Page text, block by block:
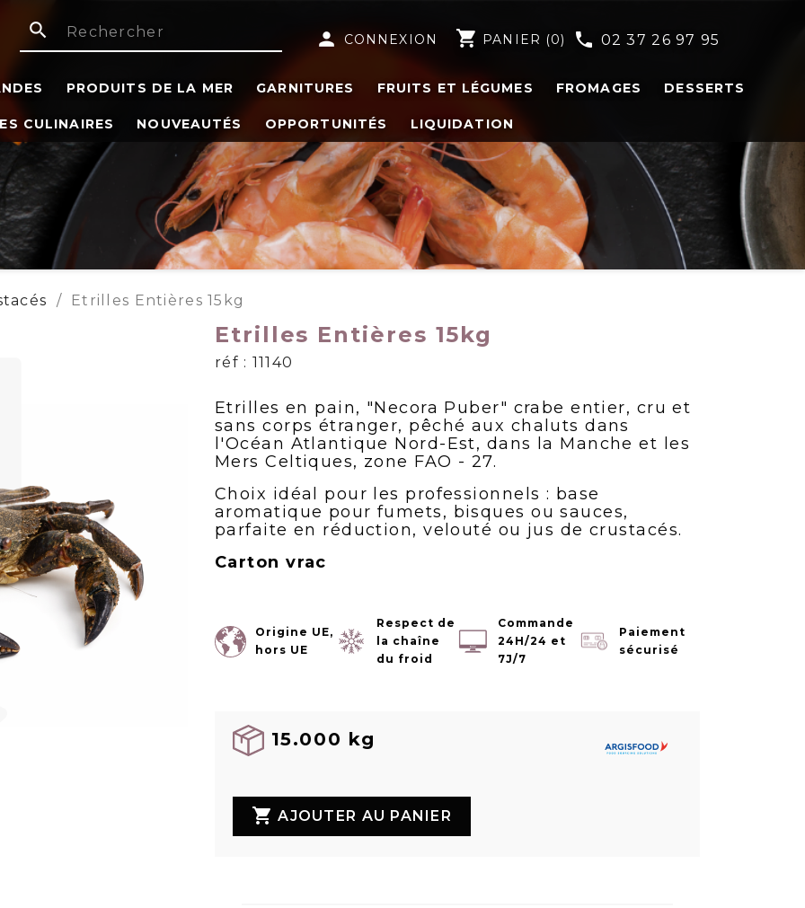
search person CONNEXION shopping_cart PANIER (0) phone 02 37 26 97 95
PRODUITS DE LA MER GARNITURES FRUITS ET LÉGUMES FROMAGES DESSERTS
CULINAIRES NOUVEAUTÉS OPPORTUNITÉS LIQUIDATION
Etrilles Entières 15kg
Etrilles Entières 15kg
réf : 11140
Etrilles en pain, "Necora Puber" crabe entier, cru et
sans corps étranger, pêché aux chaluts dans
l'Océan Atlantique Nord-Est, dans la Manche et les
Mers Celtiques, zone FAO - 27.
Choix idéal pour les professionnels : base
aromatique pour fumets, bisques ou sauces,
parfaite en réduction, velouté ou jus de crustacés.
Carton vrac
Origine UE,
hors UE
Respect de
la chaîne
du froid
Commande
24H/24 et
7J/7
Paiement
sécurisé
15.000 kg
 AJOUTER AU PANIER